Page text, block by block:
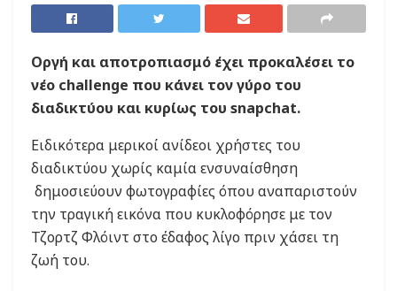
Οργή και αποτροπιασμό έχει προκαλέσει το
νέο challenge που κάνει τον γύρο του
διαδικτύου και κυρίως του snapchat.
Ειδικότερα μερικοί ανίδεοι χρήστες του
διαδικτύου χωρίς καμία ενσυναίσθηση
δημοσιεύουν φωτογραφίες όπου αναπαριστούν
την τραγική εικόνα που κυκλοφόρησε με τον
Τζορτζ Φλόιντ στο έδαφος λίγο πριν χάσει τη
ζωή του.